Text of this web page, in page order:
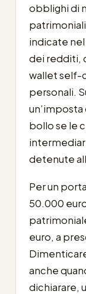
obblighi di
indicate nel
dei redditi,
wallet self-
personali.
bollo se le
detenute
Per un
50.000
euro, a
anche
dichiarare,